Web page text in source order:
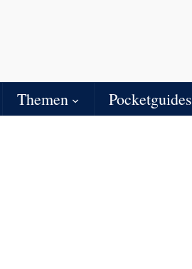
Themen Pocketguides